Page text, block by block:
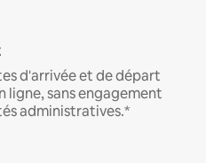
d'arrivée et de départ
ligne, sans engagement
administratives.*